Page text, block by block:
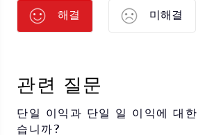
해결 미해결
관련 질문
단일 이익과 단일 일 이익에 대
습니까?